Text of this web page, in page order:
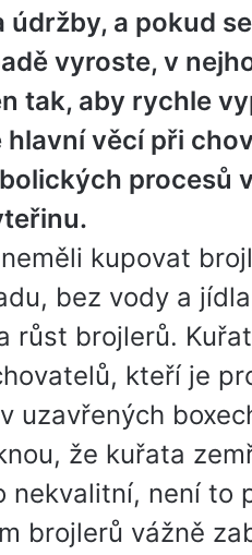
a pokud
vyroste, v
tak, aby rychle
hlavní věcí při
procesů
kupovat
bez vody a
růst brojlerů.
kteří je
uzavřených
že kuřata
nekvalitní, není to
brojlerů vážně